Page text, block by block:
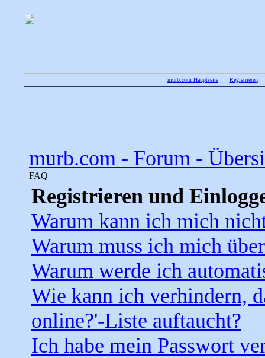
murb.com Hauptseite• Registrieren
murb.com - Forum -
FAQ
Registrieren und
Warum kann ich mich
Warum muss ich mich
Warum werde ich
Wie kann ich verhindern,
online?'-Liste auftaucht?
Ich habe mein Passwort